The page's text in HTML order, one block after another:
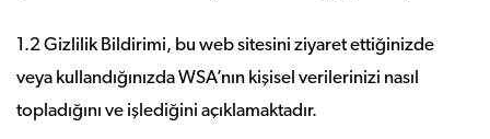
1.2 Gizlilik Bildirimi, bu web sitesini ziyaret ettiğinizde
veya kullandığınızda WSA’nın kişisel verilerinizi nasıl
topladığını ve işlediğini açıklamaktadır.